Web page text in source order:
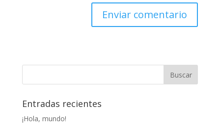
Entradas recientes
¡Hola, mundo!